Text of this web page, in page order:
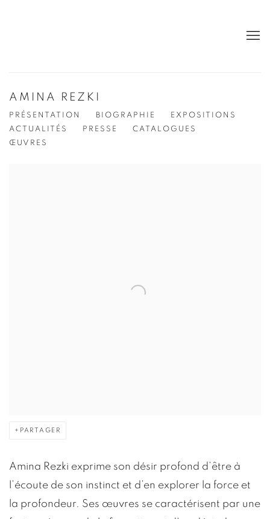
AMINA REZKI
PRÉSENTATION BIOGRAPHIE
EXPOSITIONS
ACTUALITÉS
PRESSE
CATALOGUES
ŒUVRES
PARTAGER
Amina Rezki exprime son désir profond d’être à
l’écoute de son instinct et d’en explorer la force et
la profondeur. Ses œuvres se caractérisent par une